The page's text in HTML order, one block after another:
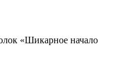
«Шикарное начало